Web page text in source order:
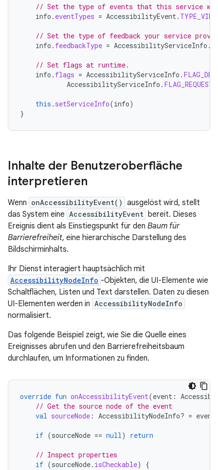
// Set the type of events that this service
info . eventTypes = AccessibilityEvent.
// Set the type of feedback your service
info . feedbackType = AccessibilityServiceInfo .
// Set flags at runtime.
info . flags = AccessibilityServiceInfo .
AccessibilityServiceInfo .
this . setServiceInfo(info)
}
Inhalte der Benutzeroberfläche
interpretieren
Wenn onAccessibilityEvent() ausgelöst wird, stellt
das System eine AccessibilityEvent bereit. Dieses
Ereignis dient als Einstiegspunkt für den Baum für
Barrierefreiheit, eine hierarchische Darstellung des
Bildschirminhalts.
Ihr Dienst interagiert hauptsächlich mit
AccessibilityNodeInfo -Objekten, die UI-Elemente wie
Schaltflächen, Listen und Text darstellen. Daten zu diesen
UI-Elementen werden in AccessibilityNodeInfo
normalisiert.
Das folgende Beispiel zeigt, wie Sie die Quelle eines
Ereignisses abrufen und den Barrierefreiheitsbaum
durchlaufen, um Informationen zu finden.
override fun onAccessibilityEvent(event :
// Get the source node of the event
val sourceNode : AccessibilityNodeInfo? = event
if (sourceNode == null) return
// Inspect properties
if (sourceNode. isCheckable)
{